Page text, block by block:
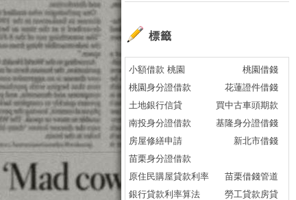
標籤
小額借款 桃園
桃園借錢
桃園身分證借款
花蓮證件借錢
土地銀行信貸
買中古車頭期款
南投身分證借款
基隆身分證借錢
房屋修繕申請
新北市借錢
苗栗身分證借款
原住民購屋貸款利率
苗栗借錢管道
銀行貸款利率算法
勞工貸款房貸